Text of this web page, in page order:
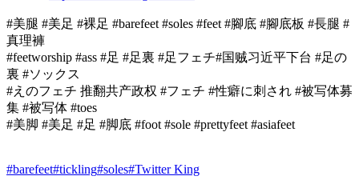
#美腿 #美足 #裸足 #barefeet #soles #feet #腳底 #腳底板 #長腿 #
真理褲
#feetworship #ass #足 #足裏 #足フェチ#国贼习近平下台 #足の
裏 #ソックス
#えのフェチ 推翻共产政权 #フェチ #性癖に刺され #被写体募
集 #被写体 #toes
#美脚 #美足 #足 #脚底 #foot #sole #prettyfeet #asiafeet
#barefeet#tickling#soles#Twitter King